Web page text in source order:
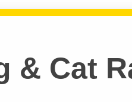
& Cat